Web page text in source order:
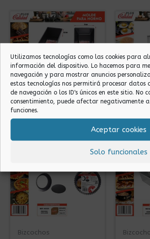
Utilizamos tecnologías como las cookies para
información del dispositivo. Lo hacemos para
navegación y para mostrar anuncios
estas tecnologías nos permitirá procesar datos
de navegación o los ID's únicos en este sitio. No
consentimiento, puede afectar negativamente
funciones.
Aceptar cookies
Solo funcionales
Bizcochos
MOLDE PLUM CAKE
25CM
8X4
Bizcochos